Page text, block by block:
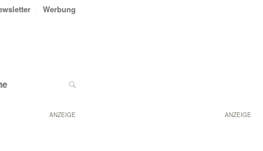
ANZEIGE
Werbung
ANZEIGE